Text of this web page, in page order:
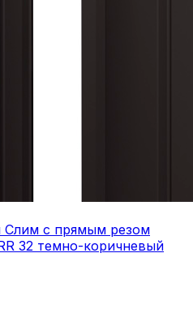
Слим с прямым резом
32 темно-коричневый